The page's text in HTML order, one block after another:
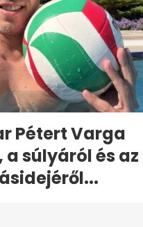
Pétert Varga
súlyáról és az